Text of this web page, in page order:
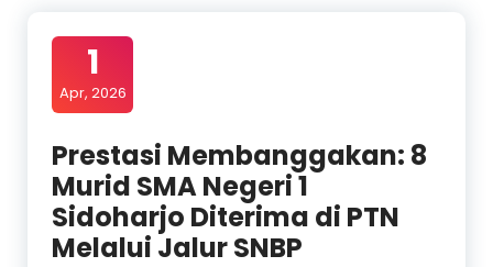
1
Apr, 2026
Prestasi Membanggakan: 8
Murid SMA Negeri 1
Sidoharjo Diterima di PTN
Melalui Jalur SNBP